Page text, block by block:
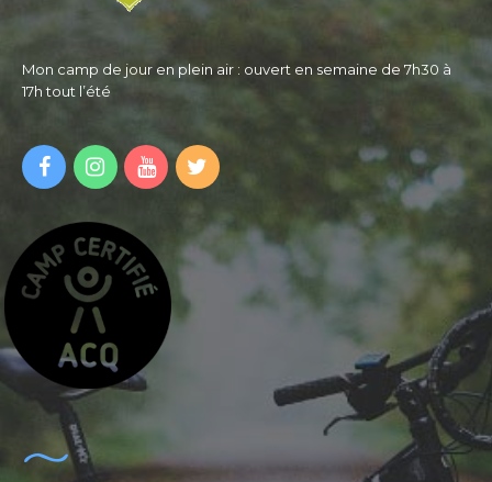
Mon camp de jour en plein air : ouvert en semaine de 7h30 à
17h tout l’été